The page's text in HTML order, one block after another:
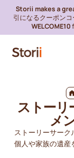
Storii makes a
引になるクーポン
WELCOME10
ストーリ
メ
ストーリーサーク
個人や家族の遺産